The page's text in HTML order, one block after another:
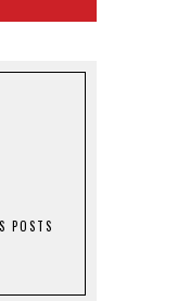
POSTS